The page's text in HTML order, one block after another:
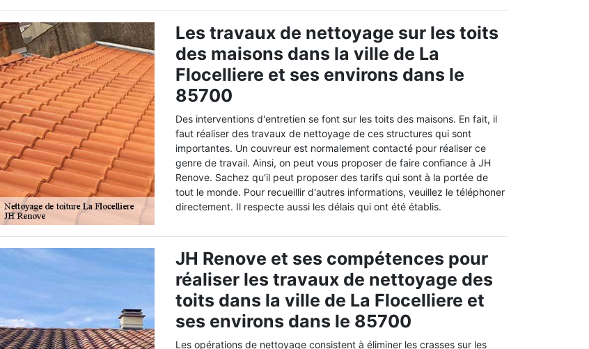
Les travaux de nettoyage sur les toits
des maisons dans la ville de La
Flocelliere et ses environs dans le
85700
Des interventions d'entretien se font sur les toits des maisons. En fait, il
faut réaliser des travaux de nettoyage de ces structures qui sont
importantes. Un couvreur est normalement contacté pour réaliser ce
genre de travail. Ainsi, on peut vous proposer de faire confiance à JH
Renove. Sachez qu'il peut proposer des tarifs qui sont à la portée de
tout le monde. Pour recueillir d'autres informations, veuillez le téléphoner
directement. Il respecte aussi les délais qui ont été établis.
JH Renove et ses compétences pour
réaliser les travaux de nettoyage des
toits dans la ville de La Flocelliere et
ses environs dans le 85700
Les opérations de nettoyage consistent à éliminer les crasses sur les